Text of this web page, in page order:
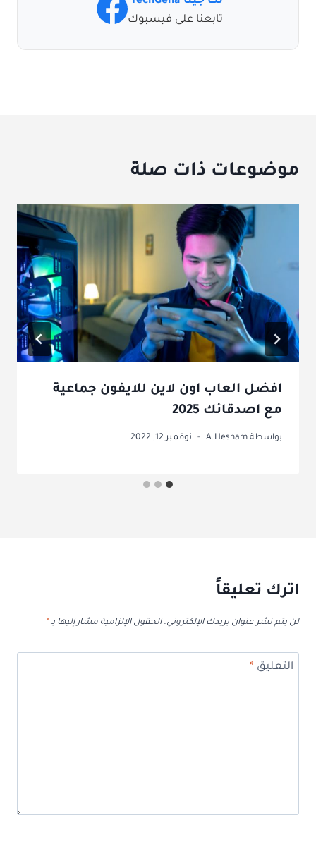
تابعنا على فيسبوك
موضوعات ذات صلة
افضل العاب اون لاين للايفون جماعية
مع اصدقائك 2025
بواسطة A.Hesham نوفمبر 12, 2022
اترك تعليقاً
لن يتم نشر عنوان بريدك الإلكتروني. الحقول الإلزامية مشار إليها بـ*
التعليق*